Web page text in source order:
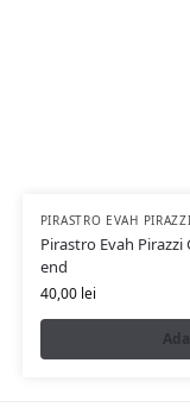
PIRASTRO EVAH
Pirastro Evah
end
40,00 lei